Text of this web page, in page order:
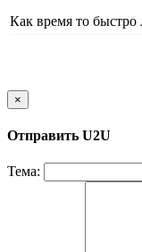
Как время то быстро
×
Отправить U2U
Тема: